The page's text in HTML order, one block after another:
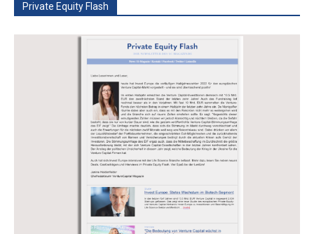
Private Equity Flash